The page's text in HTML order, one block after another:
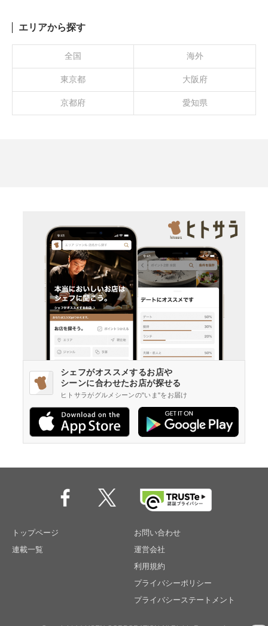
エリアから探す
全国 海外
東京都 大阪府
京都府 愛知県
シェフがオススメするお店や
シーンに合わせたお店が探せる
ヒトサラがグルメシーンの"いま"をお届け
トップページ
連載一覧
お問い合わせ
運営会社
利用規約
プライバシーポリシー
プライバシーステートメント